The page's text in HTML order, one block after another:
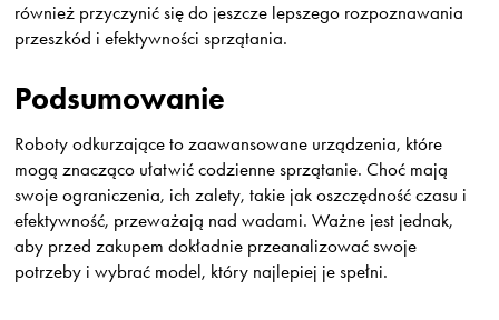
również przyczynić się do jeszcze lepszego rozpoznawania
przeszkód i efektywności sprzątania.
Podsumowanie
Roboty odkurzające to zaawansowane urządzenia, które
mogą znacząco ułatwić codzienne sprzątanie. Choć mają
swoje ograniczenia, ich zalety, takie jak oszczędność czasu i
efektywność, przeważają nad wadami. Ważne jest jednak,
aby przed zakupem dokładnie przeanalizować swoje
potrzeby i wybrać model, który najlepiej je spełni.